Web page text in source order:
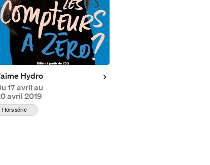
Hydro
17 avril au
avril 2019
Hors série